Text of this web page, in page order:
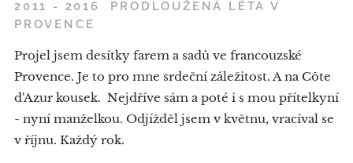
2011 - 2016 PRODLOUŽENÁ LÉTA V
PROVENCE
Projel jsem desítky farem a sadů ve francouzské
Provence. Je to pro mne srdeční záležitost. A na Côte
d'Azur kousek. Nejdříve sám a poté i s mou přítelkyní
- nyní manželkou. Odjížděl jsem v květnu, vracíval se
v říjnu. Každý rok.